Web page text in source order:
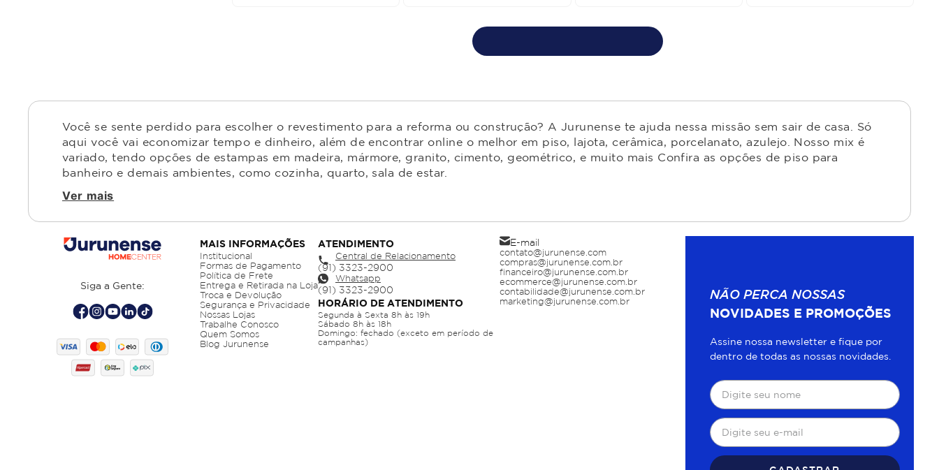
Você se sente perdido para escolher o revestimento para a reforma ou construção? A Jurunense te ajuda nessa missão sem sair de casa. Só
aqui você vai economizar tempo e dinheiro, além de encontrar online o melhor em piso, lajota, cerâmica, porcelanato, azulejo. Nosso mix é
variado, tendo opções de estampas em madeira, mármore, granito, cimento, geométrico, e muito mais Confira as opções de piso para
banheiro e demais ambientes, como cozinha, quarto, sala de estar.
Ver mais
Siga a Gente:
MAIS INFORMAÇÕES
Institucional
Formas de Pagamento
Política de Frete
Entrega e Retirada na Loja
Troca e Devolução
Segurança e Privacidade
Nossas Lojas
Trabalhe Conosco
Quem Somos
Blog Jurunense
ATENDIMENTO
Central de Relacionamento
Whatsapp
HORÁRIO DE ATENDIMENTO
Segunda à Sexta 8h às 19h
Sábado 8h às 18h
Domingo: fechado (exceto em período de
campanhas)
E-mail
contato@jurunense.com
compras@jurunense.com.br
financeiro@jurunense.com.br
ecommerce@jurunense.com.br
contabilidade@jurunense.com.br
marketing@jurunense.com.br
NÃO PERCA NOSSAS
NOVIDADES E PROMOÇÕES
Assine nossa newsletter e fique por
dentro de todas as nossas novidades.